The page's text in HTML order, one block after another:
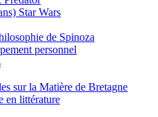
Star Wars
de Spinoza
personnel
sur la Matière de Bretagne
en littérature